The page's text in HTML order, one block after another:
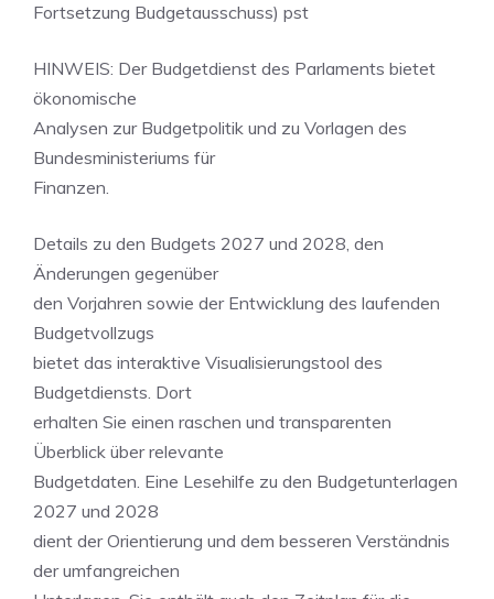
Fortsetzung Budgetausschuss) pst
HINWEIS: Der Budgetdienst des Parlaments bietet
ökonomische
Analysen zur Budgetpolitik und zu Vorlagen des
Bundesministeriums für
Finanzen.
Details zu den Budgets 2027 und 2028, den
Änderungen gegenüber
den Vorjahren sowie der Entwicklung des laufenden
Budgetvollzugs
bietet das interaktive Visualisierungstool des
Budgetdiensts. Dort
erhalten Sie einen raschen und transparenten
Überblick über relevante
Budgetdaten. Eine Lesehilfe zu den Budgetunterlagen
2027 und 2028
dient der Orientierung und dem besseren Verständnis
der umfangreichen